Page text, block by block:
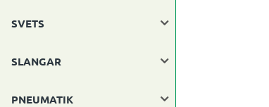
SVETS
SLANGAR
PNEUMATIK